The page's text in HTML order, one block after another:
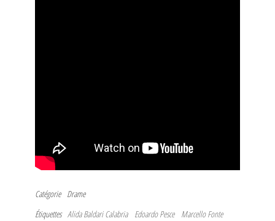
Catégorie Drame
Étiquettes Alida Baldari Calabria Edoardo Pesce
Marcello Fonte